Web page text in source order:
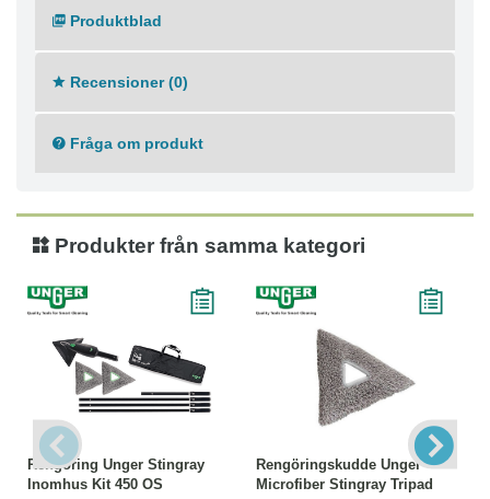
Produktblad
Recensioner (0)
Fråga om produkt
Produkter från samma kategori
Rengöring Unger Stingray
Inomhus Kit 450 OS
Rengöringskudde Unger
Microfiber Stingray Tripad